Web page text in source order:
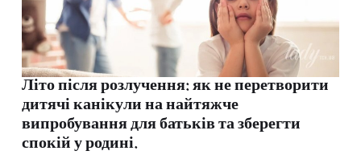
Літо після розлучення: як не перетворити
дитячі канікули на найтяжче
випробування для батьків та зберегти
спокій у родині.